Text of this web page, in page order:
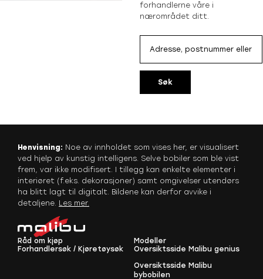
forhandlerne våre i
nærområdet ditt.
Søk
Henvisning: Noe av innholdet som vises her, er visualisert
ved hjelp av kunstig intelligens. Selve bobiler som ble vist
frem, var ikke modifisert. I tillegg kan enkelte elementer i
interiøret (f.eks. dekorasjoner) samt omgivelser utendørs
ha blitt lagt til digitalt. Bildene kan derfor avvike i
detaljene. Les mer.
Råd om kjøp
Forhandlersøk / Kjøretøysøk
Modeller
Oversiktsside Malibu genius
Oversiktsside Malibu
bybobilen